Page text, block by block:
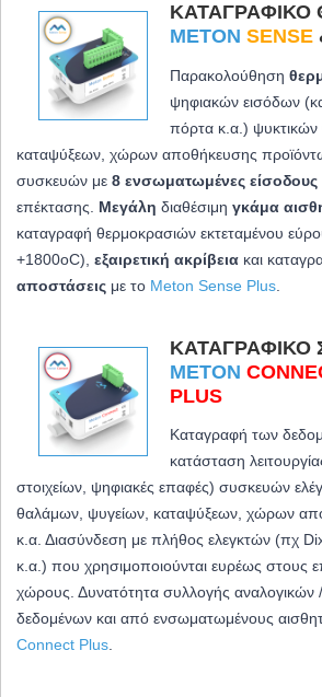
ΚΑΤΑΓΡΑΦΙΚΌ
METON SENSE
Παρακολούθηση
ψηφιακών εισόδων
πόρτα κ.α.)
καταψύξεων, χώρων αποθήκευσης
συσκευών με 8 ενσωματωμένες είσοδους
επέκτασης. Μεγάλη διαθέσιμη γκάμα
καταγραφή θερμοκρασιών εκτεταμένου
+1800oC) εξαιρετική ακρίβεια και
αποστάσεις με το Meton Sense Plus
ΚΑΤΑΓΡΑΦΙΚΌ
METON
PLUS
Καταγραφή των
κατάσταση
στοιχείων, ψηφιακές επαφές) συσκευών
θαλάμων, ψυγείων, καταψύξεων, χώρων
κ.α. Διασύνδεση με πλήθος ελεγκτών (πχ
κ.α.) που χρησιμοποιούνται ευρέως στους
χώρους. Δυνατότητα συλλογής αναλογικών
δεδομένων και από ενσωματωμένους
Connect Plus